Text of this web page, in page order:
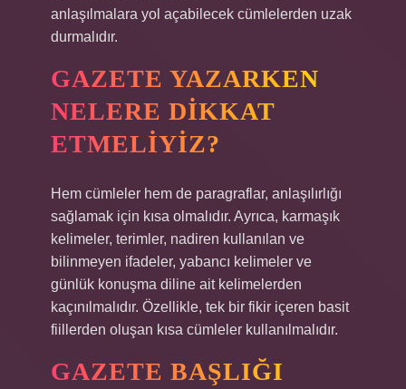
anlaşılmalara yol açabilecek cümlelerden uzak
durmalıdır.
GAZETE YAZARKEN
NELERE DIKKAT
ETMELIYIZ?
Hem cümleler hem de paragraflar, anlaşılırlığı
sağlamak için kısa olmalıdır. Ayrıca, karmaşık
kelimeler, terimler, nadiren kullanılan ve
bilinmeyen ifadeler, yabancı kelimeler ve
günlük konuşma diline ait kelimelerden
kaçınılmalıdır. Özellikle, tek bir fikir içeren basit
fiillerden oluşan kısa cümleler kullanılmalıdır.
GAZETE BAŞLIĞI